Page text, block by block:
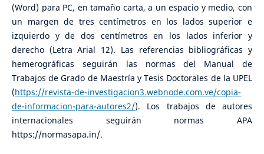
(Word) para PC, en tamaño carta, a un espacio y medio, con
un margen de tres centímetros en los lados superior e
izquierdo y de dos centímetros en los lados inferior y
derecho (Letra Arial 12). Las referencias bibliográficas y
hemerográficas seguirán las normas del Manual de
Trabajos de Grado de Maestría y Tesis Doctorales de la UPEL
(https://revista-de-investigacion3.webnode.com.ve/copia-
de-informacion-para-autores2/). Los trabajos de autores
internacionales seguirán normas APA
https://normasapa.in/.